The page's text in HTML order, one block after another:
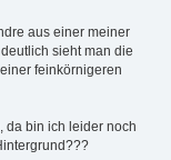
aus einer meiner
sieht man die
feinkörnigeren
da bin ich leider noch